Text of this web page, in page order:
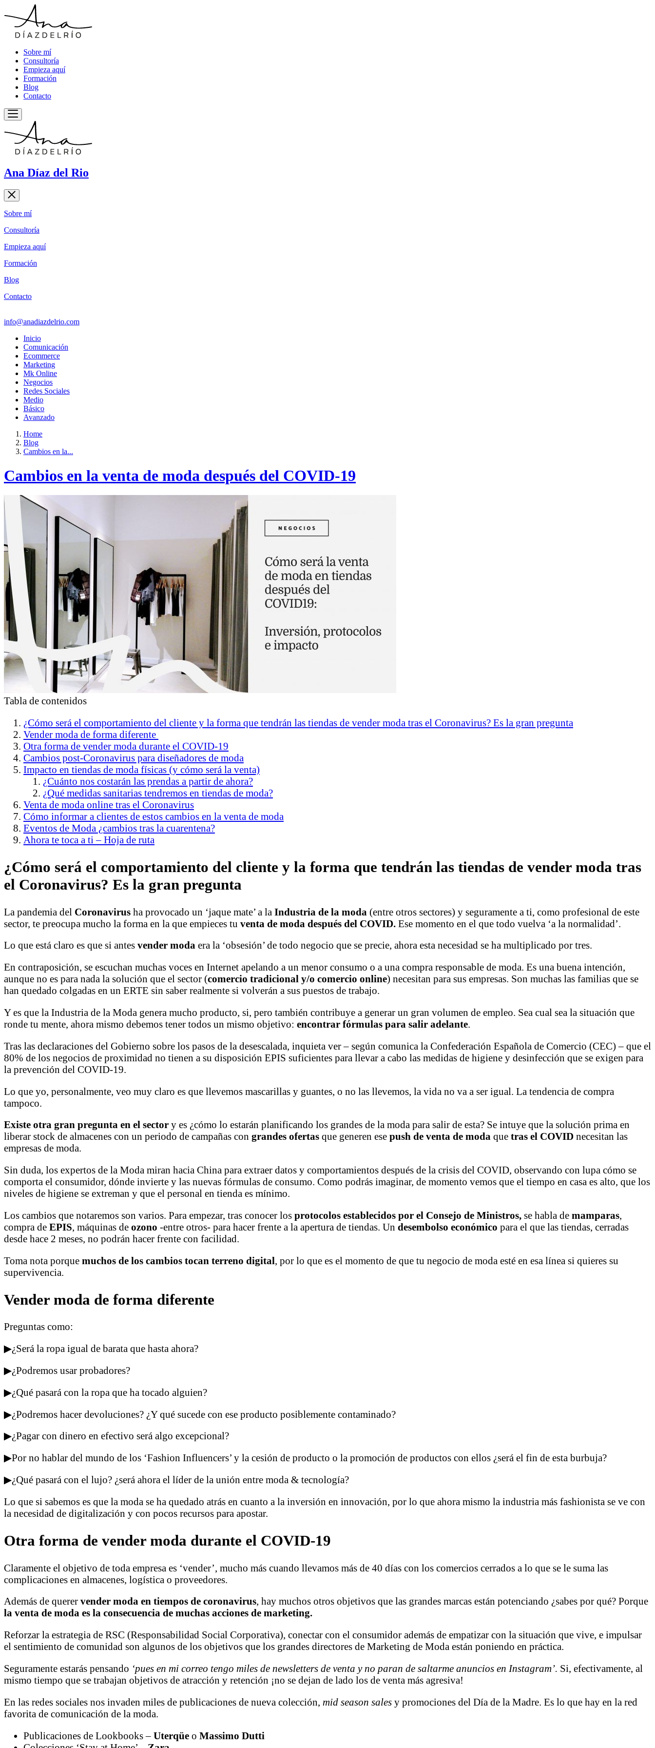
Sobre mí
Consultoría
Empieza aquí
Formación
Blog
Contacto
Ana Díaz del Rio
Sobre mí
Consultoría
Empieza aquí
Formación
Blog
Contacto
info@anadiazdelrio.com
Inicio
Comunicación
Ecommerce
Marketing
Mk Online
Negocios
Redes Sociales
Medio
Básico
Avanzado
Home
Blog
Cambios en la...
Cambios en la venta de moda después del COVID-19
Tabla de contenidos
¿Cómo será el comportamiento del cliente y la forma que tendrán las tiendas de vender moda tras el Coronavirus? Es la gran pregunta
Vender moda de forma diferente
Otra forma de vender moda durante el COVID-19
Cambios post-Coronavirus para diseñadores de moda
Impacto en tiendas de moda físicas (y cómo será la venta)
¿Cuánto nos costarán las prendas a partir de ahora?
¿Qué medidas sanitarias tendremos en tiendas de moda?
Venta de moda online tras el Coronavirus
Cómo informar a clientes de estos cambios en la venta de moda
Eventos de Moda ¿cambios tras la cuarentena?
Ahora te toca a ti – Hoja de ruta
¿Cómo será el comportamiento del cliente y la forma que tendrán las tiendas de vender moda tras
el Coronavirus? Es la gran pregunta
La pandemia del Coronavirus ha provocado un ‘jaque mate’ a la Industria de la moda (entre otros sectores) y seguramente a ti, como profesional de este
sector, te preocupa mucho la forma en la que empieces tu venta de moda después del COVID. Ese momento en el que todo vuelva ‘a la normalidad’.
Lo que está claro es que si antes vender moda era la ‘obsesión’ de todo negocio que se precie, ahora esta necesidad se ha multiplicado por tres.
En contraposición, se escuchan muchas voces en Internet apelando a un menor consumo o a una compra responsable de moda. Es una buena intención,
aunque no es para nada la solución que el sector (comercio tradicional y/o comercio online) necesitan para sus empresas. Son muchas las familias que se
han quedado colgadas en un ERTE sin saber realmente si volverán a sus puestos de trabajo.
Y es que la Industria de la Moda genera mucho producto, si, pero también contribuye a generar un gran volumen de empleo. Sea cual sea la situación que
ronde tu mente, ahora mismo debemos tener todos un mismo objetivo: encontrar fórmulas para salir adelante.
Tras las declaraciones del Gobierno sobre los pasos de la desescalada, inquieta ver – según comunica la Confederación Española de Comercio (CEC) – que el
80% de los negocios de proximidad no tienen a su disposición EPIS suficientes para llevar a cabo las medidas de higiene y desinfección que se exigen para
la prevención del COVID-19.
Lo que yo, personalmente, veo muy claro es que llevemos mascarillas y guantes, o no las llevemos, la vida no va a ser igual. La tendencia de compra
tampoco.
Existe otra gran pregunta en el sector y es ¿cómo lo estarán planificando los grandes de la moda para salir de esta? Se intuye que la solución prima en
liberar stock de almacenes con un periodo de campañas con grandes ofertas que generen ese push de venta de moda que tras el COVID necesitan las
empresas de moda.
Sin duda, los expertos de la Moda miran hacia China para extraer datos y comportamientos después de la crisis del COVID, observando con lupa cómo se
comporta el consumidor, dónde invierte y las nuevas fórmulas de consumo. Como podrás imaginar, de momento vemos que el tiempo en casa es alto, que los
niveles de higiene se extreman y que el personal en tienda es mínimo.
Los cambios que notaremos son varios. Para empezar, tras conocer los protocolos establecidos por el Consejo de Ministros, se habla de mamparas,
compra de EPIS, máquinas de ozono -entre otros- para hacer frente a la apertura de tiendas. Un desembolso económico para el que las tiendas, cerradas
desde hace 2 meses, no podrán hacer frente con facilidad.
Toma nota porque muchos de los cambios tocan terreno digital, por lo que es el momento de que tu negocio de moda esté en esa línea si quieres su
supervivencia.
Vender moda de forma diferente
Preguntas como:
▶¿Será la ropa igual de barata que hasta ahora?
▶¿Podremos usar probadores?
▶¿Qué pasará con la ropa que ha tocado alguien?
▶¿Podremos hacer devoluciones? ¿Y qué sucede con ese producto posiblemente contaminado?
▶¿Pagar con dinero en efectivo será algo excepcional?
▶Por no hablar del mundo de los ‘Fashion Influencers’ y la cesión de producto o la promoción de productos con ellos ¿será el fin de esta burbuja?
▶¿Qué pasará con el lujo? ¿será ahora el líder de la unión entre moda & tecnología?
Lo que si sabemos es que la moda se ha quedado atrás en cuanto a la inversión en innovación, por lo que ahora mismo la industria más fashionista se ve con
la necesidad de digitalización y con pocos recursos para apostar.
Otra forma de vender moda durante el COVID-19
Claramente el objetivo de toda empresa es ‘vender’, mucho más cuando llevamos más de 40 días con los comercios cerrados a lo que se le suma las
complicaciones en almacenes, logística o proveedores.
Además de querer vender moda en tiempos de coronavirus, hay muchos otros objetivos que las grandes marcas están potenciando ¿sabes por qué? Porque
la venta de moda es la consecuencia de muchas acciones de marketing.
Reforzar la estrategia de RSC (Responsabilidad Social Corporativa), conectar con el consumidor además de empatizar con la situación que vive, e impulsar
el sentimiento de comunidad son algunos de los objetivos que los grandes directores de Marketing de Moda están poniendo en práctica.
Seguramente estarás pensando ‘pues en mi correo tengo miles de newsletters de venta y no paran de saltarme anuncios en Instagram’. Si, efectivamente, al
mismo tiempo que se trabajan objetivos de atracción y retención ¡no se dejan de lado los de venta más agresiva!
En las redes sociales nos invaden miles de publicaciones de nueva colección, mid season sales y promociones del Día de la Madre. Es lo que hay en la red
favorita de comunicación de la moda.
Publicaciones de Lookbooks – Uterqüe o Massimo Dutti